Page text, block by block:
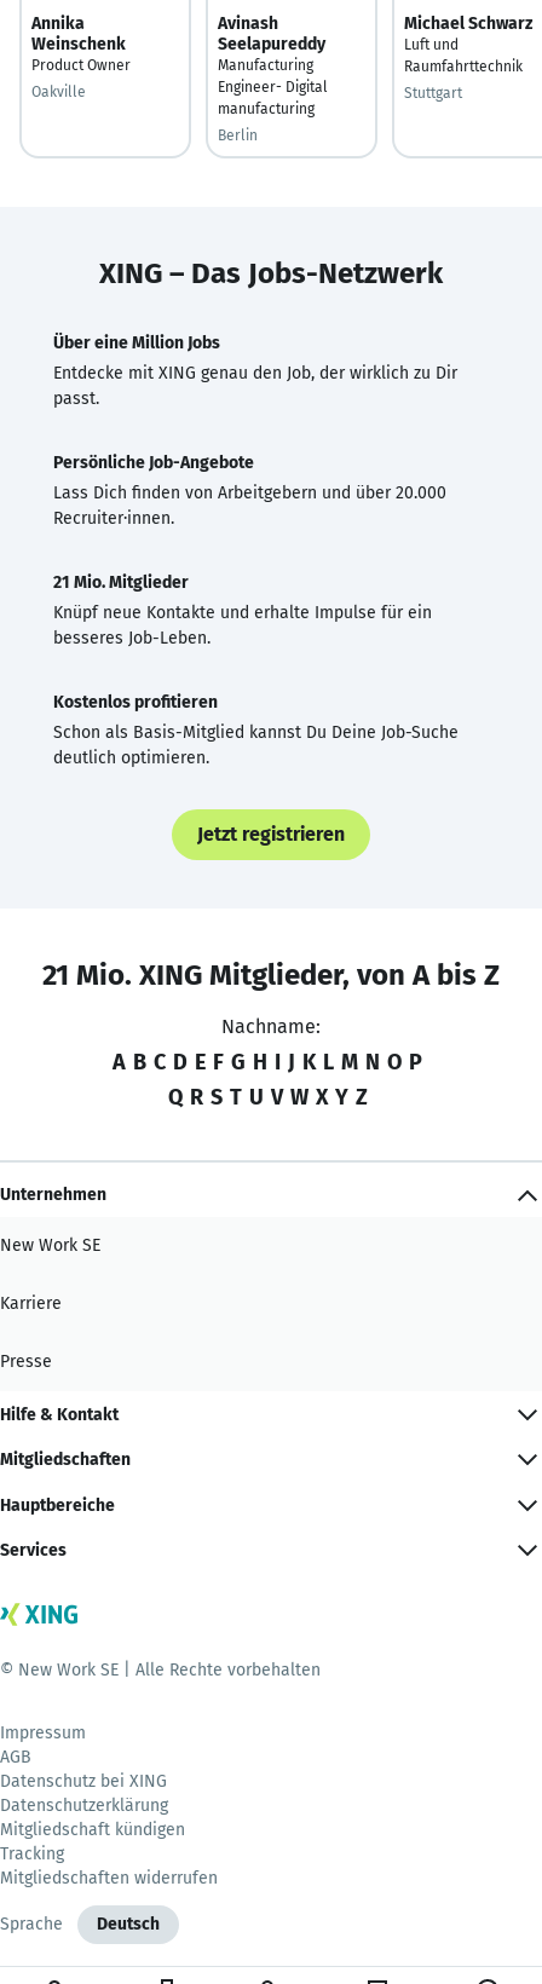
Annika
Weinschenk
Product Owner
Oakville
Avinash
Seelapureddy
Manufacturing
Engineer- Digital
manufacturing
Berlin
Michael Schwarz
Luft und
Raumfahrttechnik
Stuttgart
XING – Das Jobs-Netzwerk
Über eine Million Jobs
Entdecke mit XING genau den Job, der wirklich zu Dir
passt.
Persönliche Job-Angebote
Lass Dich finden von Arbeitgebern und über 20.000
Recruiter·innen.
21 Mio. Mitglieder
Knüpf neue Kontakte und erhalte Impulse für ein
besseres Job-Leben.
Kostenlos profitieren
Schon als Basis-Mitglied kannst Du Deine Job-Suche
deutlich optimieren.
Jetzt registrieren
21 Mio. XING Mitglieder, von A bis Z
Nachname:
A B C D E F G H I J K L M N O P
Q R S T U V W X Y Z
Unternehmen
New Work SE
Karriere
Presse
Hilfe & Kontakt
Mitgliedschaften
Hauptbereiche
Services
© New Work SE | Alle Rechte vorbehalten
Impressum
AGB
Datenschutz bei XING
Datenschutzerklärung
Mitgliedschaft kündigen
Tracking
Mitgliedschaften widerrufen
Sprache Deutsch